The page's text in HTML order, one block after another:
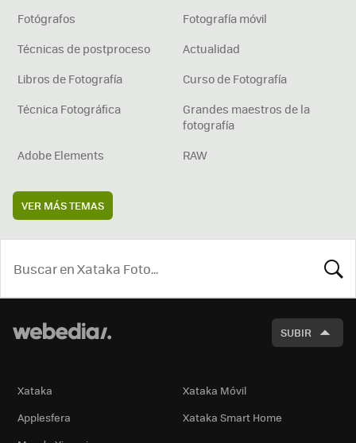
Fotógrafos
Fotografía móvil
Técnicas de postproceso
Actualidad
Libros de Fotografía
Curso de Fotografía
Técnica Fotográfica
Grandes maestros de la
fotografía
Adobe Elements
RAW
VER MÁS TEMAS
SUBIR
Xataka
Xataka Móvil
Applesfera
Xataka Smart Home